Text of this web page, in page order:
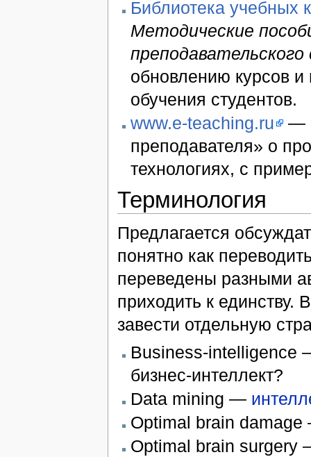
Библиотека учебных
Методические
преподавательского
обновлению курсов
обучения студентов.
www.e-teaching.ru —
преподавателя» о
технологиях, с
Терминология
Предлагается
понятно как
переведены разными
приходить к
завести отдельную
Business-intelligence
бизнес-интеллект?
Data mining —
Optimal brain
Optimal brain